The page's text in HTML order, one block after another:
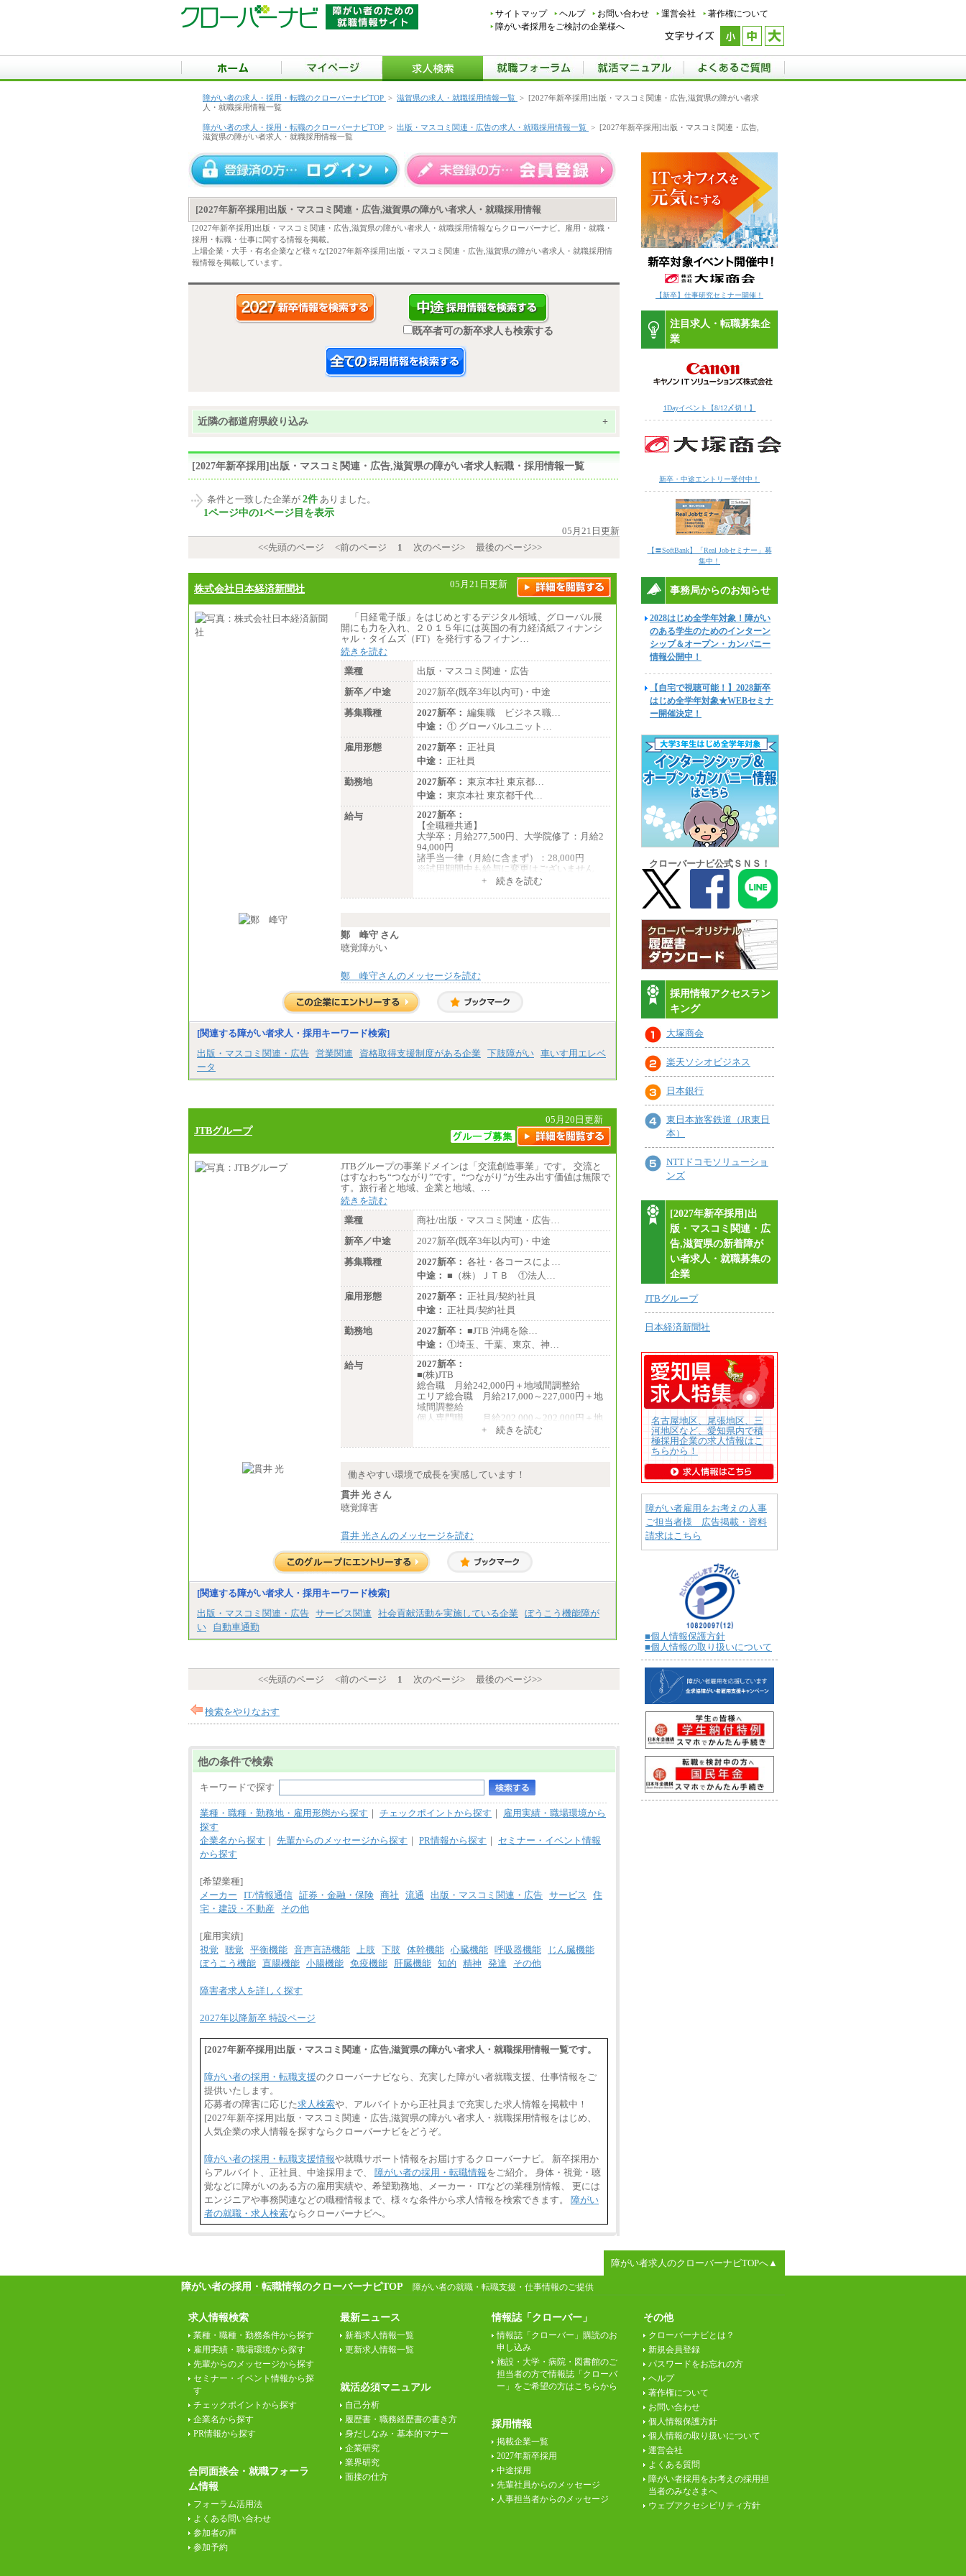
サイトマップ ヘルプ お問い合わせ 運営会社
著作権について
障がい者採用をご検討の企業様へ
障がい者の求人・採用・転職のクローバーナビTOP > 滋賀県の求人・就職採用情報一覧 > [2027年新卒採用]出版・マスコミ関連・広告,滋賀県の障がい者求
人・就職採用情報一覧
障がい者の求人・採用・転職のクローバーナビTOP > 出版・マスコミ関連・広告の求人・就職採用情報一覧 > [2027年新卒採用]出版・マスコミ関連・広告,
滋賀県の障がい者求人・就職採用情報一覧
[2027年新卒採用]出版・マスコミ関連・広告,滋賀県の障がい者求人・就職採用情報
[2027年新卒採用]出版・マスコミ関連・広告,滋賀県の障がい者求人・就職採用情報ならクローバーナビ。雇用・就職・
採用・転職・仕事に関する情報を掲載。
上場企業・大手・有名企業など様々な[2027年新卒採用]出版・マスコミ関連・広告,滋賀県の障がい者求人・就職採用情
報情報を掲載しています。
既卒者可の新卒求人も検索する
近隣の都道府県絞り込み +
[2027年新卒採用]出版・マスコミ関連・広告,滋賀県の障がい者求人転職・採用情報一覧
条件と一致した企業が 2件 ありました。
1ページ中の1ページ目を表示
05月21日更新
<<先頭のページ
<前のページ 1 次のページ> 最後のページ>>
株式会社日本経済新聞社 05月21日更新
「日経電子版」をはじめとするデジタル領域、グローバル展
開にも力を入れ、２０１５年には英国の有力経済紙フィナンシ
ャル・タイムズ（FT）を発行するフィナン…
続きを読む
業種
出版・マスコミ関連・広告
新卒／中途
2027新卒(既卒3年以内可)・中途
募集職種
2027新卒： 編集職 ビジネス職…
中途： ① グローバルユニット…
雇用形態
2027新卒： 正社員
中途： 正社員
勤務地
2027新卒： 東京本社 東京都…
中途： 東京本社 東京都千代…
給与
2027新卒：
【全職種共通】
大学卒：月給277,500円、大学院修了：月給2
94,000円
諸手当一律（月給に含まず）：28,000円
※試用期間中も給与に変更はございません
月給370,000円～
+ 続きを読む
鄭 峰守 さん
聴覚障がい
鄭 峰守さんのメッセージを読む
[関連する障がい者求人・採用キーワード検索]
出版・マスコミ関連・広告 営業関連 資格取得支援制度がある企業 下肢障がい 車いす用エレベ
ータ
JTBグループ
05月20日更新
JTBグループの事業ドメインは「交流創造事業」です。 交流と
はすなわち“つながり”です。“つながり”が生み出す価値は無限で
す。旅行者と地域、企業と地域、…
続きを読む
業種
商社/出版・マスコミ関連・広告…
新卒／中途
2027新卒(既卒3年以内可)・中途
募集職種
2027新卒： 各社・各コースによ…
中途： ■（株）ＪＴＢ ①法人…
雇用形態
2027新卒： 正社員/契約社員
中途： 正社員/契約社員
勤務地
2027新卒： ■JTB 沖縄を除…
中途： ①埼玉、千葉、東京、神…
給与
2027新卒：
■(株)JTB
総合職 月給242,000円＋地域間調整給
エリア総合職 月給217,000～227,000円＋地
域間調整給
個人専門職 月給202,000～202,000円＋地
※詳細はJTBキャリアサイトよりご確認くだ
さい。
■(株)JTB商事
総合職 月給208,000～235,000円
■(株)JTBパブリッシング ※2027年新卒募集
終了
総合職 月給271,000円
整給
エリア総合職 月給206,000円～214,000＋地
※詳細はJTBキャリアサイトよりご確認くだ
■(株)JTBコミュニケーションデザイン
総合職 月給230,000円
エリアサポート職 月給188,000円
時間外手当を支給。
■（株）JTBグローバルマーケティング＆トラ
ベル
総合職 月給242,000円＋地域間調整給
間調整給
※詳細はJTBキャリアサイトよりご確認くだ
総合職 月給205,000～225,000円＋地域間調
整給
さい。
■(株)JTBデータサービス ※2027年新卒募集
総合職 月給224,500～242,600円＋地域手当
※詳細はJTBキャリアサイトよりご確認くだ
有期契約職 月給185,000～195,000円
※詳細はJTBキャリアサイトよりご確認くだ
さい。
終了
総合職 月給241,000円
中途：
①月給227,000円以上
②月給212,000円以上
④月給23万円～37万円
⑰月給237,000円以上
⑲東京：月給202,000 円以上 、京都：月給19
⑳月給205,000円以上
㉑月給185,000 円以上
㉒月給185,000 円以上
㉓月給224,500円以上
※全コース共通※ 能力・経験・勤務地など
により異なります
+ 続きを読む
働きやすい環境で成長を実感しています！
貫井 光 さん
聴覚障害
貫井 光さんのメッセージを読む
[関連する障がい者求人・採用キーワード検索]
出版・マスコミ関連・広告 サービス関連 社会貢献活動を実施している企業
ぼうこう機能障が
い
自動車通勤
<<先頭のページ <前のページ 1 次のページ> 最後のページ>>
検索をやりなおす
他の条件で検索
キーワードで探す
業種・職種・勤務地・雇用形態から探す ｜ チェックポイントから探す ｜ 雇用実績・職場環境から
探す
企業名から探す ｜ 先輩からのメッセージから探す ｜ PR情報から探す ｜ セミナー・イベント情報
から探す
[希望業種]
メーカー
IT/情報通信 証券・金融・保険 商社 流通 出版・マスコミ関連・広告 サービス
住
宅・建設・不動産
その他
[雇用実績]
視覚
聴覚 平衡機能 音声言語機能 上肢 下肢 体幹機能 心臓機能 呼吸器機能
じん臓機能
ぼうこう機能 直腸機能 小腸機能 免疫機能 肝臓機能 知的 精神 発達 その他
障害者求人を詳しく探す
2027年以降新卒 特設ページ
[2027年新卒採用]出版・マスコミ関連・広告,滋賀県の障がい者求人・就職採用情報一覧です。
障がい者の採用・転職支援のクローバーナビなら、充実した障がい者就職支援、仕事情報をご
提供いたします。
応募者の障害に応じた求人検索や、アルバイトから正社員まで充実した求人情報を掲載中！
[2027年新卒採用]出版・マスコミ関連・広告,滋賀県の障がい者求人・就職採用情報をはじめ、
人気企業の求人情報を探すならクローバーナビをどうぞ。
障がい者の採用・転職支援情報や就職サポート情報をお届けするクローバーナビ。 新卒採用か
らアルバイト、正社員、中途採用まで、 障がい者の採用・転職情報をご紹介。 身体・視覚・聴
覚などに障がいのある方の雇用実績や、希望勤務地、メーカー・ ITなどの業種別情報、 更には
エンジニアや事務関連などの職種情報まで、様々な条件から求人情報を検索できます。 障がい
者の就職・求人検索ならクローバーナビへ。
【新卒】仕事研究セミナー開催！
注目求人・転職募集企
業
1Dayイベント【8/12〆切！】
新卒・中途エントリー受付中！
【〓SoftBank】「Real Jobセミナー」募
集中！
事務局からのお知らせ
2028はじめ全学年対象！障がい
のある学生のためのインターン
シップ＆オープン・カンパニー
情報公開中！
【自宅で視聴可能！】2028新卒
はじめ全学年対象★WEBセミナ
ー開催決定！
クローバーナビ公式ＳＮＳ！
採用情報アクセスラン
キング
大塚商会
楽天ソシオビジネス
日本銀行
東日本旅客鉄道（JR東日
本）
NTTドコモソリューショ
ンズ
[2027年新卒採用]出
版・マスコミ関連・広
告,滋賀県の新着障が
い者求人・就職募集の
企業
JTBグループ
日本経済新聞社
名古屋地区、尾張地区、三
河地区など、愛知県内で積
極採用企業の求人情報はこ
ちらから！
障がい者雇用をお考えの人事
ご担当者様 広告掲載・資料
請求はこちら
■個人情報保護方針
■個人情報の取り扱いについて
障がい者求人のクローバーナビTOPへ▲
障がい者の採用・転職情報のクローバーナビTOP 障がい者の就職・転職支援・仕事情報のご提供
求人情報検索
業種・職種・勤務条件から探す
雇用実績・職場環境から探す
先輩からのメッセージから探す
セミナー・イベント情報から探
す
チェックポイントから探す
企業名から探す
PR情報から探す
合同面接会・就職フォーラ
ム情報
フォーラム活用法
よくある問い合わせ
参加者の声
参加予約
最新ニュース
新着求人情報一覧
更新求人情報一覧
就活必須マニュアル
自己分析
履歴書・職務経歴書の書き方
身だしなみ・基本的マナー
企業研究
業界研究
面接の仕方
情報誌「クローバー」
情報誌「クローバー」購読のお
申し込み
施設・大学・病院・図書館のご
担当者の方で情報誌「クローバ
ー」をご希望の方はこちらから
採用情報
掲載企業一覧
2027年新卒採用
中途採用
先輩社員からのメッセージ
人事担当者からのメッセージ
その他
クローバーナビとは？
新規会員登録
パスワードをお忘れの方
ヘルプ
著作権について
お問い合わせ
個人情報保護方針
個人情報の取り扱いについて
運営会社
よくある質問
障がい者採用をお考えの採用担
当者のみなさまへ
ウェブアクセシビリティ方針